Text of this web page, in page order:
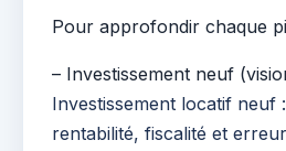
Pour approfondir chaque
– Investissement neuf
Investissement locatif neuf
rentabilité, fiscalité et